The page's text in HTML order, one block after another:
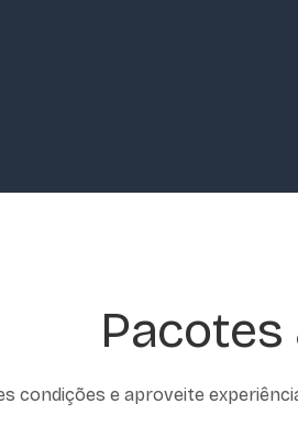
condições e aproveite